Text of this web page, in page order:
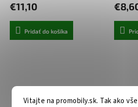
Vitajte na promobily.sk. Tak ako
€11,10
Pridať do košíka